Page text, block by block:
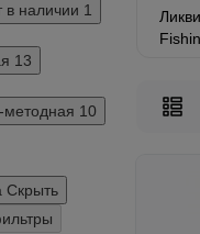
в наличии 1
13
методная 10
Скрыть